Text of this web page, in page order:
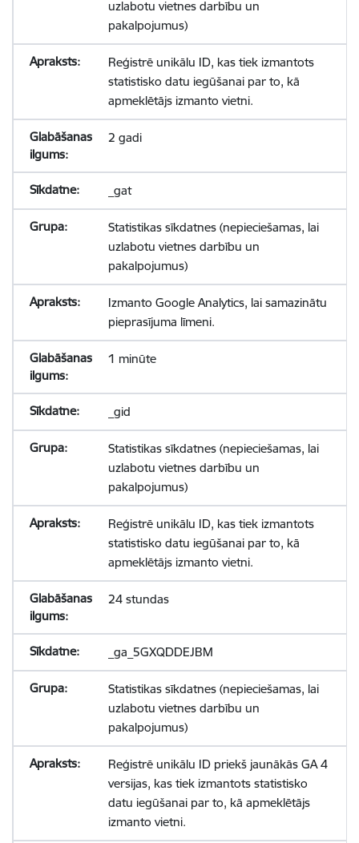
uzlabotu vietnes darbību un
pakalpojumus)
Reģistrē unikālu ID, kas tiek izmantots
statistisko datu iegūšanai par to, kā
apmeklētājs izmanto vietni.
2 gadi
_gat
Statistikas sīkdatnes (nepieciešamas, lai
uzlabotu vietnes darbību un
pakalpojumus)
Izmanto Google Analytics, lai samazinātu
pieprasījuma līmeni.
1 minūte
_gid
Statistikas sīkdatnes (nepieciešamas, lai
uzlabotu vietnes darbību un
pakalpojumus)
Reģistrē unikālu ID, kas tiek izmantots
statistisko datu iegūšanai par to, kā
apmeklētājs izmanto vietni.
24 stundas
_ga_5GXQDDEJBM
Statistikas sīkdatnes (nepieciešamas, lai
uzlabotu vietnes darbību un
pakalpojumus)
Reģistrē unikālu ID priekš jaunākās GA 4
versijas, kas tiek izmantots statistisko
datu iegūšanai par to, kā apmeklētājs
izmanto vietni.